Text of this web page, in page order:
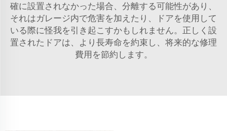
確に設置されなかった場合、分離する可能性があり、
それはガレージ内で危害を加えたり、ドアを使用して
いる際に怪我を引き起こすかもしれません。正しく設
置されたドアは、より長寿命を約束し、将来的な修理
費用を節約します。